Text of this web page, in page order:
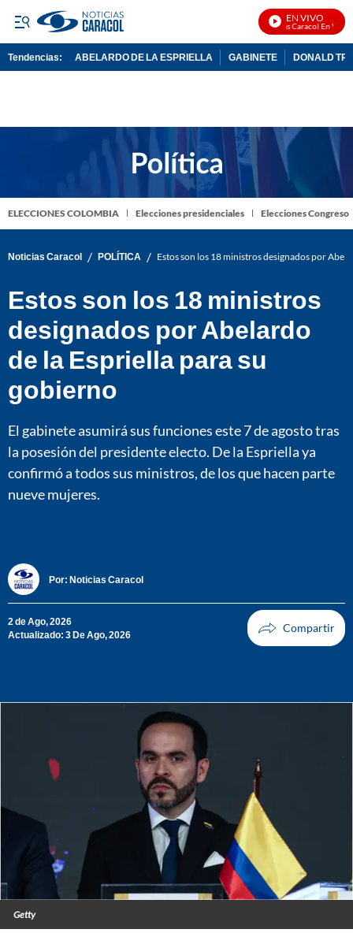
EN VIVO
Noticias Caracol En Vivo
Tendencias: ABELARDO DE LA ESPRIELLA GABINETE DONALD
ELECCIONES COLOMBIA Elecciones presidenciales Elecciones Congreso
Noticias Caracol / POLÍTICA / Estos son los 18 ministros designados por
Estos son los 18 ministros
designados por Abelardo
de la Espriella para su
gobierno
El gabinete asumirá sus funciones este 7 de agosto tras
la posesión del presidente electo. De la Espriella ya
confirmó a todos sus ministros, de los que hacen parte
nueve mujeres.
Por: Noticias Caracol
2 de Ago, 2026
Actualizado: 3 De Ago, 2026
Getty